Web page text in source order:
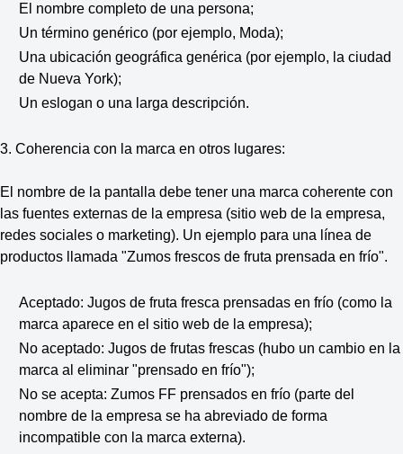
El nombre completo de una persona;
Un término genérico (por ejemplo, Moda);
Una ubicación geográfica genérica (por ejemplo, la ciudad
de Nueva York);
Un eslogan o una larga descripción.
3. Coherencia con la marca en otros lugares:
El nombre de la pantalla debe tener una marca coherente con
las fuentes externas de la empresa (sitio web de la empresa,
redes sociales o marketing). Un ejemplo para una línea de
productos llamada "Zumos frescos de fruta prensada en frío".
Aceptado: Jugos de fruta fresca prensadas en frío (como la
marca aparece en el sitio web de la empresa);
No aceptado: Jugos de frutas frescas (hubo un cambio en la
marca al eliminar "prensado en frío");
No se acepta: Zumos FF prensados en frío (parte del
nombre de la empresa se ha abreviado de forma
incompatible con la marca externa).